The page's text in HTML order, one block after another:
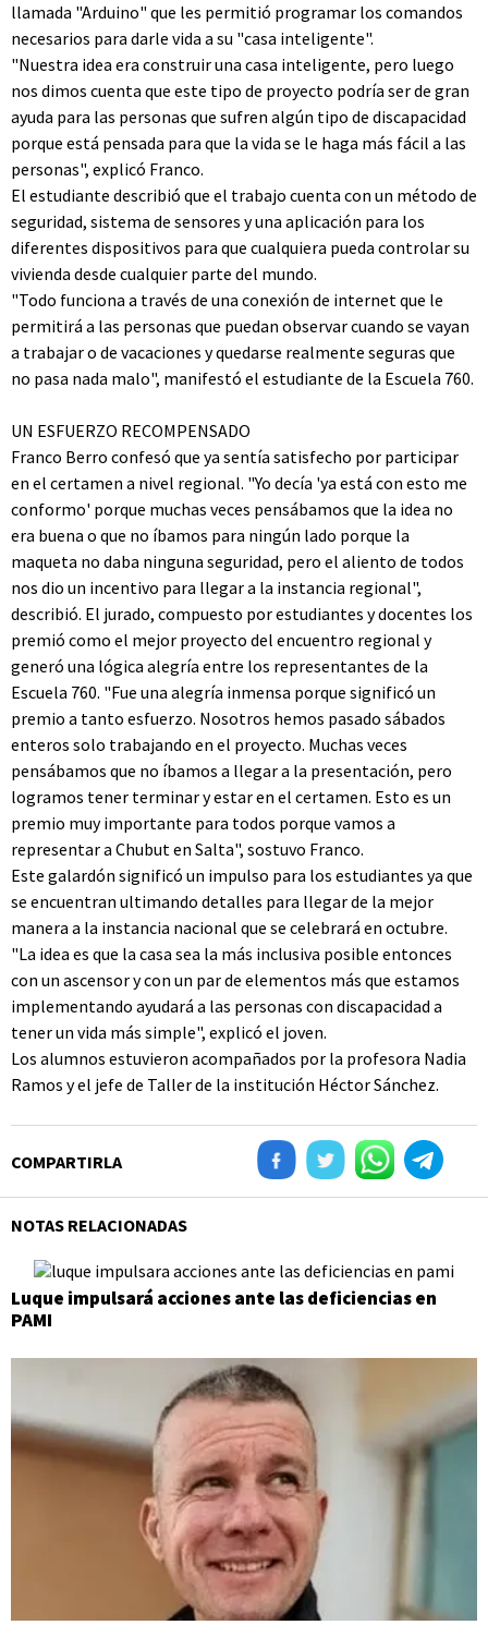
llamada "Arduino" que les permitió programar los comandos
necesarios para darle vida a su "casa inteligente".
"Nuestra idea era construir una casa inteligente, pero luego
nos dimos cuenta que este tipo de proyecto podría ser de gran
ayuda para las personas que sufren algún tipo de discapacidad
porque está pensada para que la vida se le haga más fácil a las
personas", explicó Franco.
El estudiante describió que el trabajo cuenta con un método de
seguridad, sistema de sensores y una aplicación para los
diferentes dispositivos para que cualquiera pueda controlar su
vivienda desde cualquier parte del mundo.
"Todo funciona a través de una conexión de internet que le
permitirá a las personas que puedan observar cuando se vayan
a trabajar o de vacaciones y quedarse realmente seguras que
no pasa nada malo", manifestó el estudiante de la Escuela 760.
UN ESFUERZO RECOMPENSADO
Franco Berro confesó que ya sentía satisfecho por participar
en el certamen a nivel regional. "Yo decía 'ya está con esto me
conformo' porque muchas veces pensábamos que la idea no
era buena o que no íbamos para ningún lado porque la
maqueta no daba ninguna seguridad, pero el aliento de todos
nos dio un incentivo para llegar a la instancia regional",
describió. El jurado, compuesto por estudiantes y docentes los
premió como el mejor proyecto del encuentro regional y
generó una lógica alegría entre los representantes de la
Escuela 760. "Fue una alegría inmensa porque significó un
premio a tanto esfuerzo. Nosotros hemos pasado sábados
enteros solo trabajando en el proyecto. Muchas veces
pensábamos que no íbamos a llegar a la presentación, pero
logramos tener terminar y estar en el certamen. Esto es un
premio muy importante para todos porque vamos a
representar a Chubut en Salta", sostuvo Franco.
Este galardón significó un impulso para los estudiantes ya que
se encuentran ultimando detalles para llegar de la mejor
manera a la instancia nacional que se celebrará en octubre.
"La idea es que la casa sea la más inclusiva posible entonces
con un ascensor y con un par de elementos más que estamos
implementando ayudará a las personas con discapacidad a
tener un vida más simple", explicó el joven.
Los alumnos estuvieron acompañados por la profesora Nadia
Ramos y el jefe de Taller de la institución Héctor Sánchez.
COMPARTIRLA
NOTAS RELACIONADAS
Luque impulsará acciones ante las deficiencias en
PAMI